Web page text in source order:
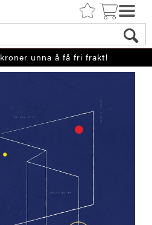
kroner unna å få fri frakt!